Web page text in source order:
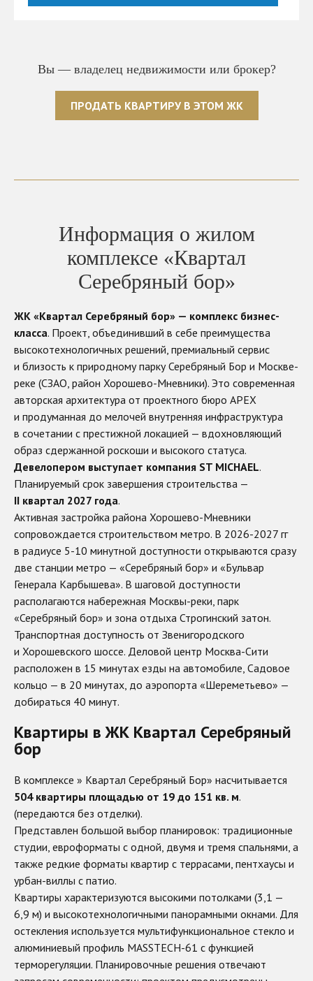
Вы — владелец недвижимости или брокер?
ПРОДАТЬ КВАРТИРУ В ЭТОМ ЖК
Информация о жилом
комплексе «Квартал
Серебряный бор»
ЖК «Квартал Серебряный бор» — комплекс бизнес-
класса. Проект, объединивший в себе преимущества
высокотехнологичных решений, премиальный сервис
и близость к природному парку Серебряный Бор и Москве-
реке (СЗАО, район Хорошево-Мневники). Это современная
авторская архитектура от проектного бюро APEX
и продуманная до мелочей внутренняя инфраструктура
в сочетании с престижной локацией — вдохновляющий
образ сдержанной роскоши и высокого статуса.
Девелопером выступает компания ST MICHAEL.
Планируемый срок завершения строительства —
II квартал 2027 года.
Активная застройка района Хорошево-Мневники
сопровождается строительством метро. В 2026-2027 гг
в радиусе 5-10 минутной доступности открываются сразу
две станции метро — «Серебряный бор» и «Бульвар
Генерала Карбышева». В шаговой доступности
располагаются набережная Москвы-реки, парк
«Серебряный бор» и зона отдыха Строгинский затон.
Транспортная доступность от Звенигородского
и Хорошевского шоссе. Деловой центр Москва-Сити
расположен в 15 минутах езды на автомобиле, Садовое
кольцо — в 20 минутах, до аэропорта «Шереметьево» —
добираться 40 минут.
Квартиры в ЖК Квартал Серебряный
бор
В комплексе » Квартал Серебряный Бор» насчитывается
504 квартиры площадью от 19 до 151 кв. м.
(передаются без отделки).
Представлен большой выбор планировок: традиционные
студии, евроформаты с одной, двумя и тремя спальнями, а
также редкие форматы квартир с террасами, пентхаусы и
урбан-виллы с патио.
Квартиры характеризуются высокими потолками (3,1 —
6,9 м) и высокотехнологичными панорамными окнами. Для
остекления используется мультифункциональное стекло и
алюминиевый профиль MASSTECH-61 с функцией
терморегуляции. Планировочные решения отвечают